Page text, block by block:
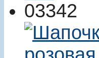
03342